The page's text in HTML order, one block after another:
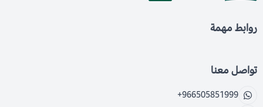
روابط مهمة
تواصل معنا
+966505851999